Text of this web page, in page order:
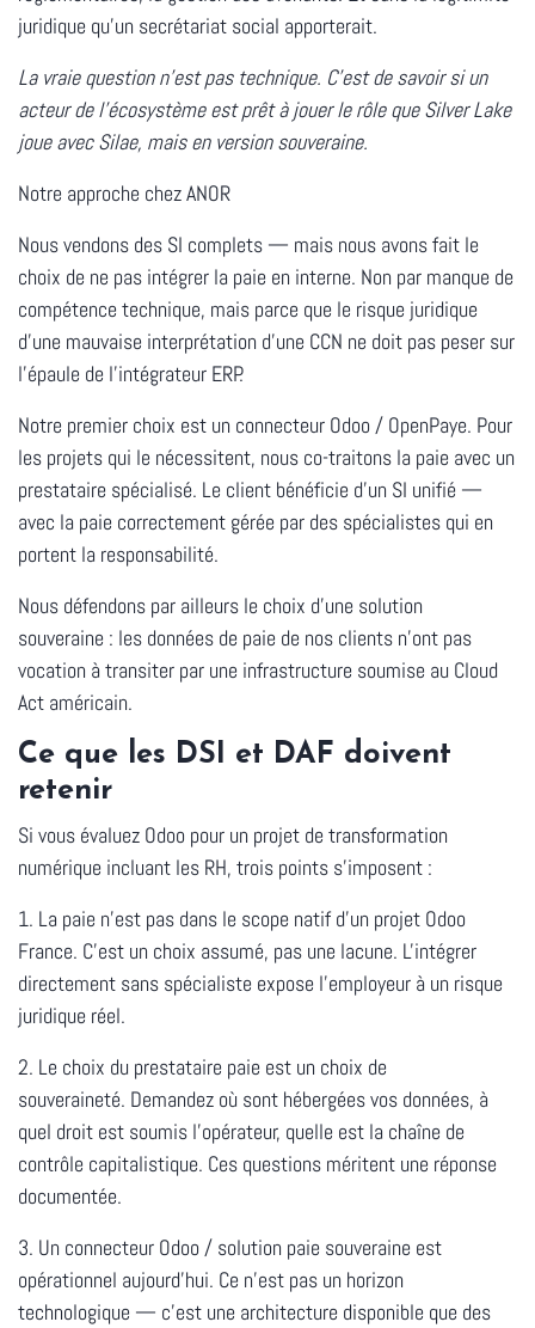
juridique qu'un secrétariat social apporterait.
La vraie question n'est pas technique. C'est de savoir si un
acteur de l'écosystème est prêt à jouer le rôle que Silver Lake
joue avec Silae, mais en version souveraine.
Notre approche chez ANOR
Nous vendons des SI complets — mais nous avons fait le
choix de ne pas intégrer la paie en interne. Non par manque de
compétence technique, mais parce que le risque juridique
d'une mauvaise interprétation d'une CCN ne doit pas peser sur
l'épaule de l'intégrateur ERP.
Notre premier choix est un connecteur Odoo / OpenPaye. Pour
les projets qui le nécessitent, nous co-traitons la paie avec un
prestataire spécialisé. Le client bénéficie d'un SI unifié —
avec la paie correctement gérée par des spécialistes qui en
portent la responsabilité.
Nous défendons par ailleurs le choix d'une solution
souveraine : les données de paie de nos clients n'ont pas
vocation à transiter par une infrastructure soumise au Cloud
Act américain.
Ce que les DSI et DAF doivent
retenir
Si vous évaluez Odoo pour un projet de transformation
numérique incluant les RH, trois points s'imposent :
1. La paie n'est pas dans le scope natif d'un projet Odoo
France. C'est un choix assumé, pas une lacune. L'intégrer
directement sans spécialiste expose l'employeur à un risque
juridique réel.
2. Le choix du prestataire paie est un choix de
souveraineté. Demandez où sont hébergées vos données, à
quel droit est soumis l'opérateur, quelle est la chaîne de
contrôle capitalistique. Ces questions méritent une réponse
documentée.
3. Un connecteur Odoo / solution paie souveraine est
opérationnel aujourd'hui. Ce n'est pas un horizon
technologique — c'est une architecture disponible que des